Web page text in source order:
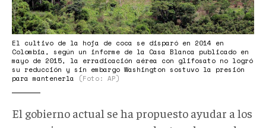
El cultivo de la hoja de coca se disparó en 2014 en
Colombia, según un informe de la Casa Blanca publicado en
mayo de 2015, la erradicación aérea con glifosato no logró
su reducción y sin embargo Washington sostuvo la presión
para mantenerla
(Foto: AP)
El gobierno actual se ha propuesto ayudar a los